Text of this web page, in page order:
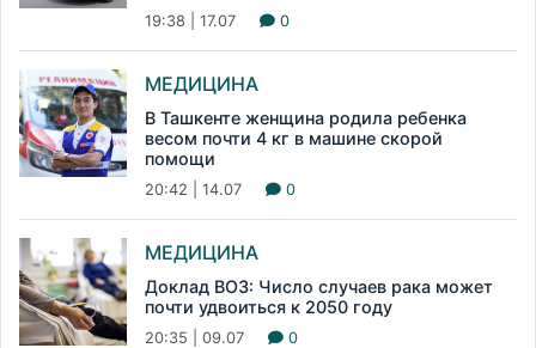
19:38 | 17.07 0
МЕДИЦИНА
В Ташкенте женщина родила ребенка
весом почти 4 кг в машине скорой
помощи
20:42 | 14.07 0
МЕДИЦИНА
Доклад ВОЗ: Число случаев рака может
почти удвоиться к 2050 году
20:35 | 09.07 0